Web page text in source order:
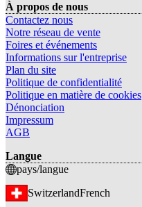
À propos de nous
Contactez nous
Notre réseau de vente
Foires et événements
Informations sur l'entreprise
Plan du site
Politique de confidentialité
Politique en matière de cookies
Dénonciation
Impressum
AGB
Langue
pays/langue
SwitzerlandFrench